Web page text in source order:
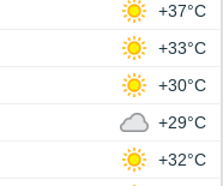
+37°C
+33°C
+30°C
+29°C
+32°C